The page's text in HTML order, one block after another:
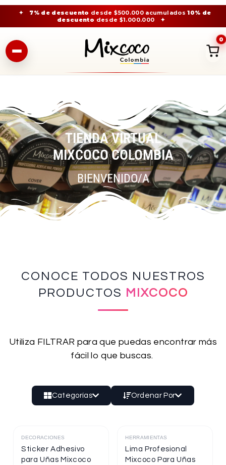
✦ 7% de descuento desde $500.000 acumulados10% de
descuento desde $1.000.000 ✦
0
TIENDA VIRTUAL
MIXCOCO COLOMBIA
BIENVENIDO/A
CONOCE TODOS NUESTROS
PRODUCTOS MIXCOCO
Utiliza FILTRAR para que puedas encontrar más
fácil lo que buscas.
Categorías Ordenar Por
Destacado
DECORACIONES
Sticker Adhesivo
para Uñas Mixcoco
Destacado
HERRAMIENTAS
Lima Profesional
Mixcoco Para Uñas